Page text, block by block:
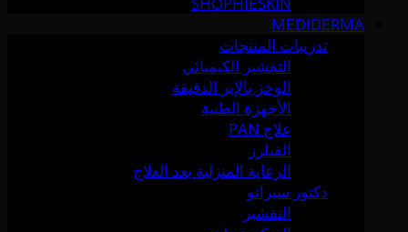
MEDIDERMA
تدريبات المنتجات
التقشير الكيميائي
الوخز بالإبر الدقيقة
الأجهزة الطبية
علاج PAN
الفيلرز
الرعاية المنزلية بعد العلاج
دكتور سيرانو
التقشير